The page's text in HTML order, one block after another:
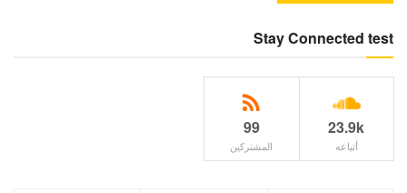
Stay Connected test
23.9k
أتباعه
99
المشتركين